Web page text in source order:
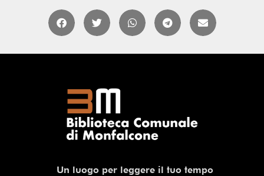
Un luogo per leggere il tuo tempo